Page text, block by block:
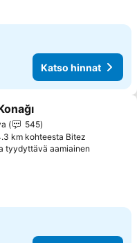
Katso hinnat
suosikkeihin
545
km kohteesta Bitez
tyydyttävä aamiainen